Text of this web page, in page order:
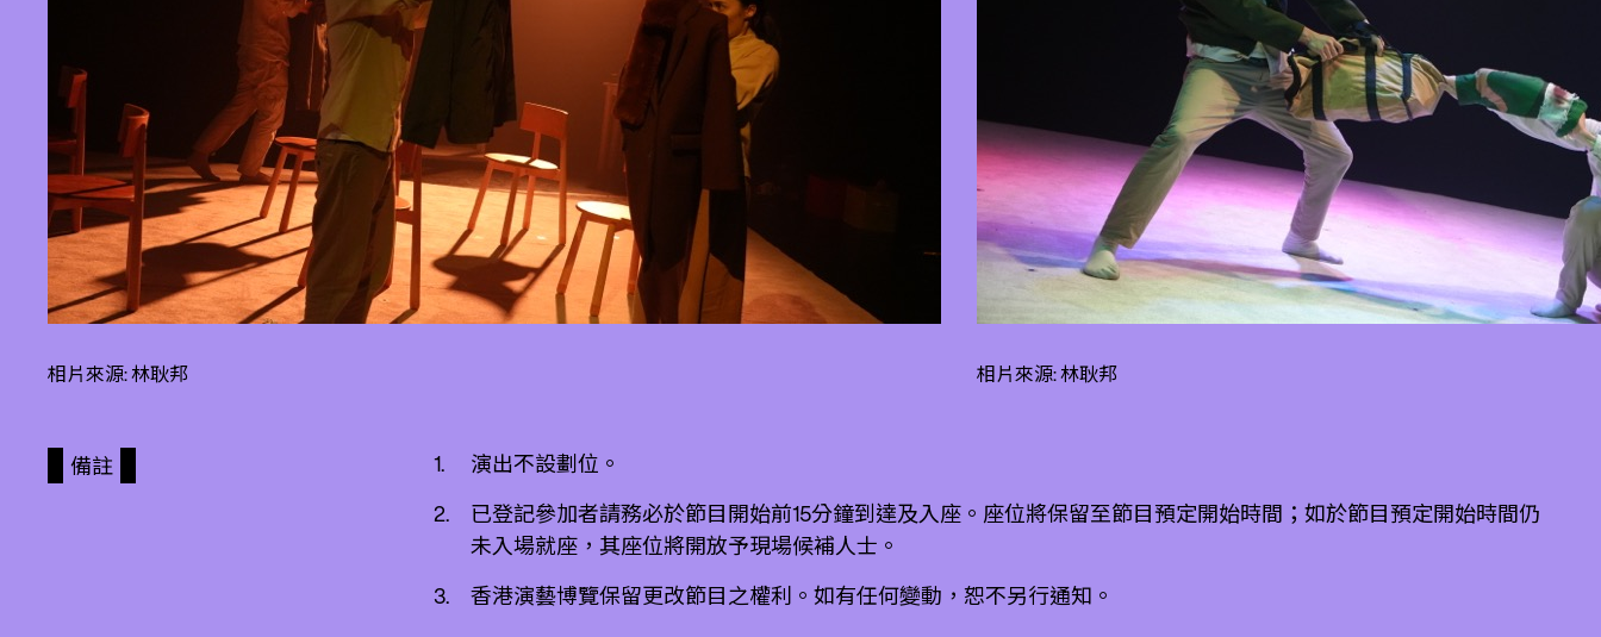
相片來源: 林耿邦 相片來源: 林耿邦
備註
演出不設劃位。
已登記參加者請務必於節目開始前15分鐘到達及入座。座位將保留至節目預定開始時間；如於節目預定開始時間仍
未入場就座，其座位將開放予現場候補人士。
香港演藝博覽保留更改節目之權利。如有任何變動，恕不另行通知。